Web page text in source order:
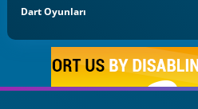
Dart Oyunları